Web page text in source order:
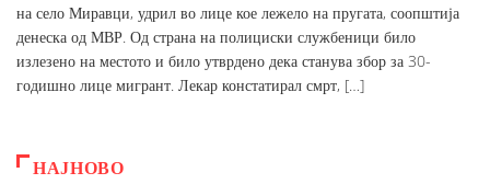
на село Миравци, удрил во лице кое лежело на пругата, соопштија
денеска од МВР. Од страна на полициски службеници било
излезено на местото и било утврдено дека станува збор за 30-
годишно лице мигрант. Лекар констатирал смрт, […]
НАЈНОВО